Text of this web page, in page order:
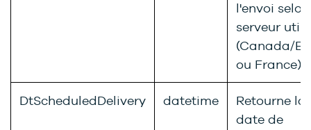
l'envoi
serveur
(Canada/
ou France)
DtScheduledDelivery datetime
Retourne la
date de